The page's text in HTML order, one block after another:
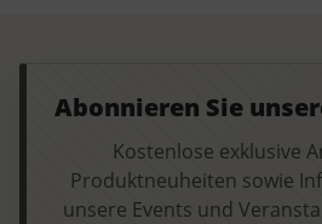
Abonnieren Sie
Kostenlose exklusive
Produktneuheiten sowie
unsere Events und